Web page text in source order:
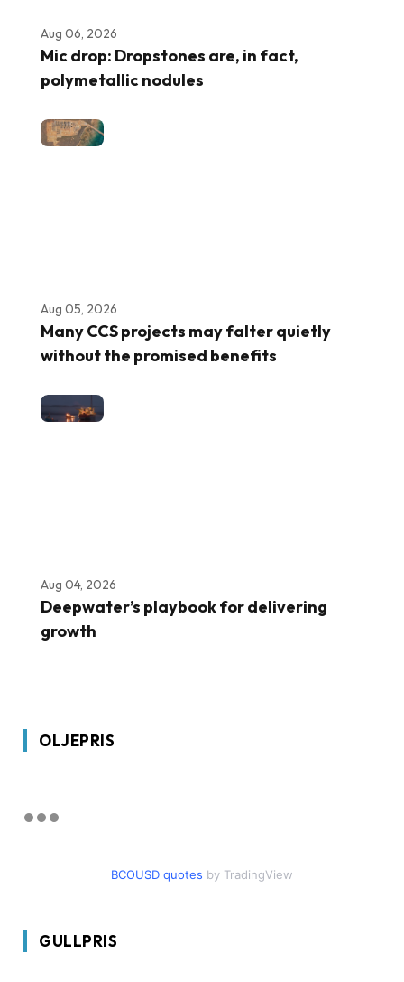
Aug 06, 2026
Mic drop: Dropstones are, in fact,
polymetallic nodules
Aug 05, 2026
Many CCS projects may falter quietly
without the promised benefits
Aug 04, 2026
Deepwater’s playbook for delivering
growth
OLJEPRIS
BCOUSD quotes by TradingView
GULLPRIS